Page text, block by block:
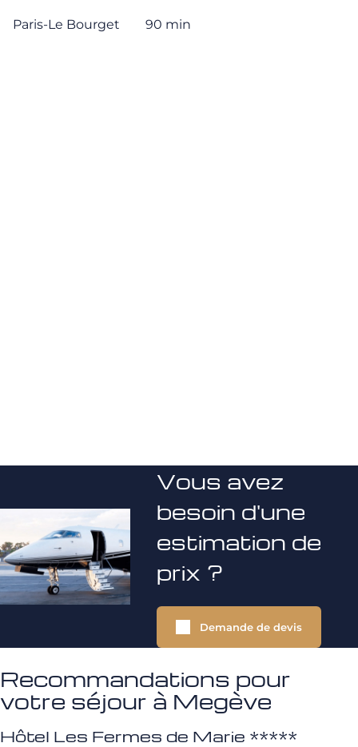
Paris-Le Bourget 90 min
Vous avez
besoin d'une
estimation de
prix ?
Demande de devis
Recommandations pour
votre séjour à Megève
Hôtel Les Fermes de Marie *****